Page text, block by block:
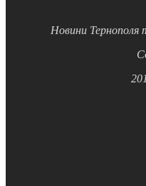
Новини Тернополя